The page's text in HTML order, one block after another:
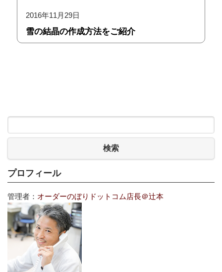
2016年11月29日
雪の結晶の作成方法をご紹介
検索
プロフィール
管理者： オーダーのぼりドットコム店長＠辻本